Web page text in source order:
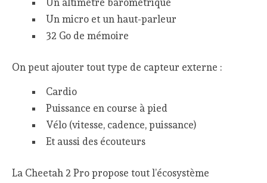
Un altimètre barométrique
Un micro et un haut-parleur
32 Go de mémoire
On peut ajouter tout type de capteur externe :
Cardio
Puissance en course à pied
Vélo (vitesse, cadence, puissance)
Et aussi des écouteurs
La Cheetah 2 Pro propose tout l’écosystème